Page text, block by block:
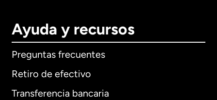
Ayuda y recursos
Preguntas frecuentes
Retiro de efectivo
Transferencia bancaria